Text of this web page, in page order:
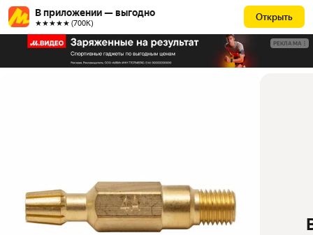
В приложении — выгодно
★★★★★ (700К)
Открыть
РЕКЛАМА